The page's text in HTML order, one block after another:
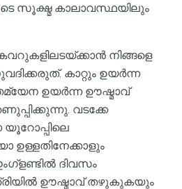
സൂക്ഷ്മ കാലാവസ്ഥയിലും
നിങ്ങളെ
കാറ്റും ഉയർന്ന
ഉയർന്ന ഊഷ്മാവ്
വടക്കേ
യൂറോപ്പിലെ
ഉള്ളതിനേക്കാളും
ദിവസം
ഊഷ്മാവ് തഴുകുകയും